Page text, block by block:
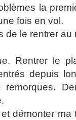
la
fois en vol.
de le rentrer
Rentrer le
depuis
démonter ma